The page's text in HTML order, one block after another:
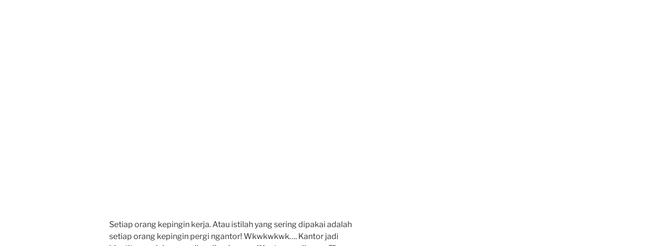
Setiap orang kepingin kerja. Atau istilah yang sering dipakai adalah
setiap orang kepingin pergi ngantor! Wkwkwkwk…. Kantor jadi